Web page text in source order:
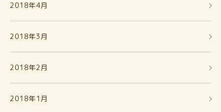
2018年4月
2018年3月
2018年2月
2018年1月